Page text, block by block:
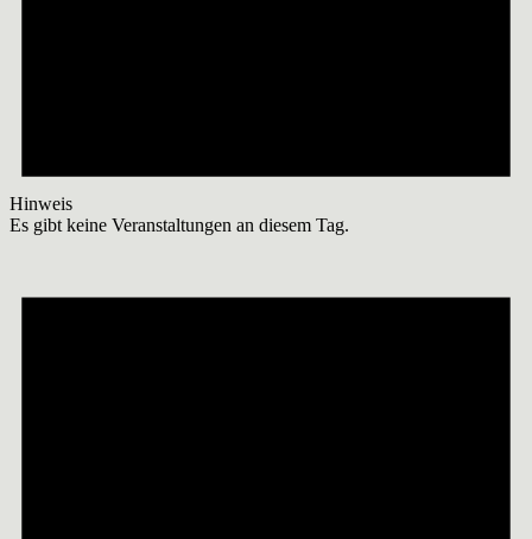
Hinweis
Es gibt keine Veranstaltungen an diesem Tag.